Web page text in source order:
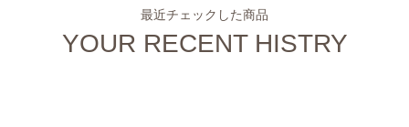
最近チェックした商品
YOUR RECENT HISTRY